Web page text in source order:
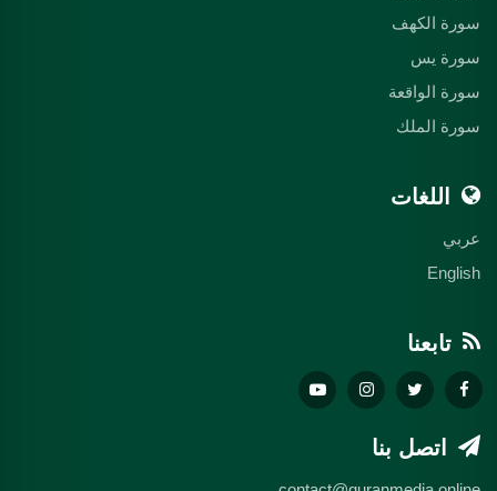
سورة الكهف
سورة يس
سورة الواقعة
سورة الملك
اللغات
عربي
English
تابعنا
اتصل بنا